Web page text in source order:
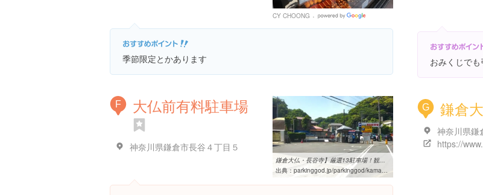
CY CHOONG
Places
季節限定とかあります おみくじでも
F 大仏前有料駐車場
神奈川県鎌倉市長谷４丁目５
鎌倉大仏・長谷寺】厳選13駐車場！観光・ランチ・食べ歩きに安い最大 ...
出典： parkinggod.jp/parkinggod/kamakuradaibutsu-hasedera
G 鎌倉
https://